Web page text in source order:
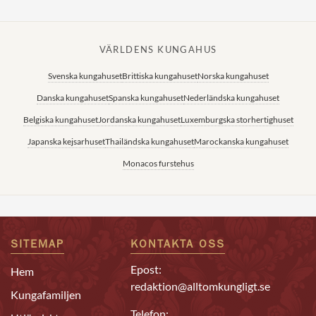
VÄRLDENS KUNGAHUS
Svenska kungahusetBrittiska kungahusetNorska kungahuset
Danska kungahusetSpanska kungahusetNederländska kungahuset
Belgiska kungahusetJordanska kungahusetLuxemburgska storhertighuset
Japanska kejsarhusetThailändska kungahusetMarockanska kungahuset
Monacos furstehus
SITEMAP
Hem
Kungafamiljen
KONTAKTA OSS
Epost:
redaktion@alltomkungligt.se